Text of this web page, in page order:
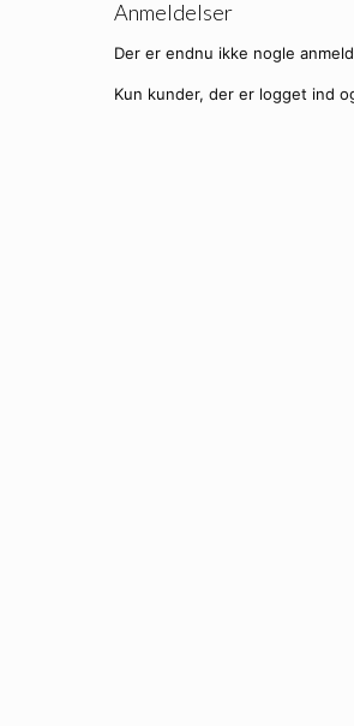
Anmeldelser
Der er endnu ikke nogle
Kun kunder, der er logget ind